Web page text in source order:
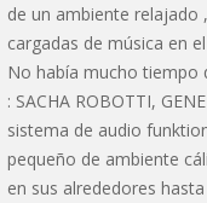
de un ambiente relajado
cargadas de música en
No había mucho tiempo
: SACHA ROBOTTI,
sistema de audio
pequeño de ambiente
en sus alrededores